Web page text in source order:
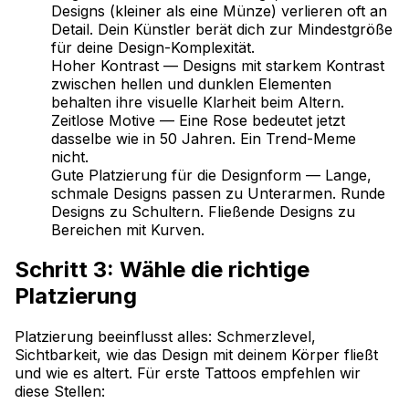
Designs (kleiner als eine Münze) verlieren oft an
Detail. Dein Künstler berät dich zur Mindestgröße
für deine Design-Komplexität.
Hoher Kontrast — Designs mit starkem Kontrast
zwischen hellen und dunklen Elementen
behalten ihre visuelle Klarheit beim Altern.
Zeitlose Motive — Eine Rose bedeutet jetzt
dasselbe wie in 50 Jahren. Ein Trend-Meme
nicht.
Gute Platzierung für die Designform — Lange,
schmale Designs passen zu Unterarmen. Runde
Designs zu Schultern. Fließende Designs zu
Bereichen mit Kurven.
Schritt 3: Wähle die richtige
Platzierung
Platzierung beeinflusst alles: Schmerzlevel,
Sichtbarkeit, wie das Design mit deinem Körper fließt
und wie es altert. Für erste Tattoos empfehlen wir
diese Stellen: